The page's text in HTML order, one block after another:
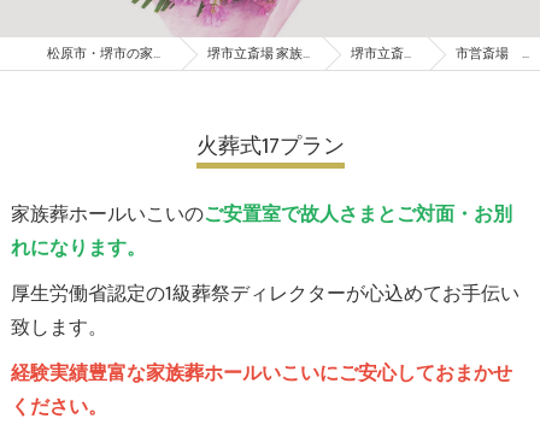
松原市・堺市の家族葬は家族葬ホールいこい 堺市立斎場 家族葬・葬儀総合案内窓口 堺市立斎場 葬儀プラン 市営斎場 火葬式17プラン
火葬式17プラン
家族葬ホールいこいのご安置室で故人さまとご対面・お別
れになります。
厚生労働省認定の1級葬祭ディレクターが心込めてお手伝い
致します。
経験実績豊富な家族葬ホールいこいにご安心しておまかせ
ください。